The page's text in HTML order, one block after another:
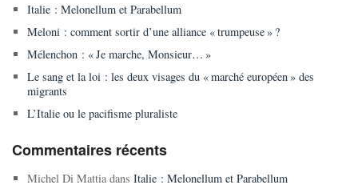
Italie : Melonellum et Parabellum
Meloni : comment sortir d’une alliance « trumpeuse » ?
Mélenchon : « Je marche, Monsieur… »
Le sang et la loi : les deux visages du « marché européen » des
migrants
L’Italie ou le pacifisme pluraliste
Commentaires récents
Michel Di Mattiadans Italie : Melonellum et Parabellum